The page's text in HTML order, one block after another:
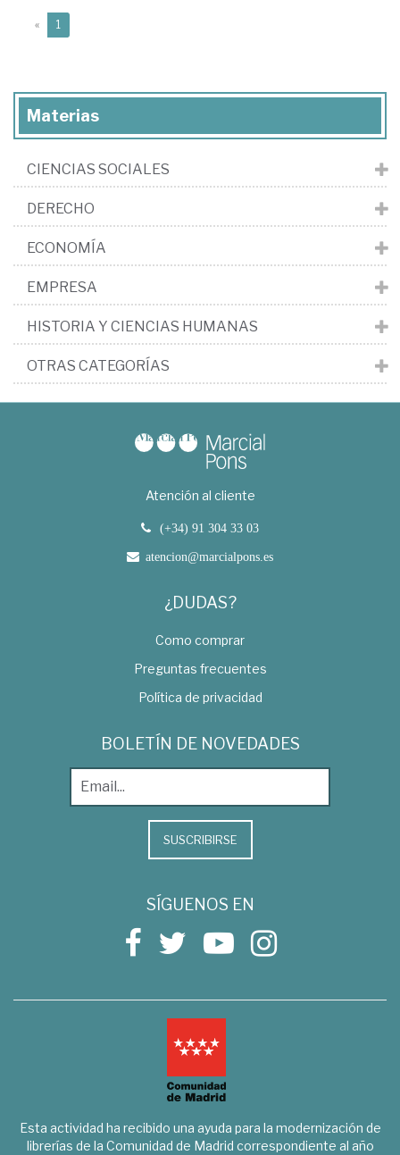
« 1
Materias
CIENCIAS SOCIALES
DERECHO
ECONOMÍA
EMPRESA
HISTORIA Y CIENCIAS HUMANAS
OTRAS CATEGORÍAS
Atención al cliente
(+34) 91 304 33 03
atencion@marcialpons.es
¿DUDAS?
Como comprar
Preguntas frecuentes
Política de privacidad
BOLETÍN DE NOVEDADES
SUSCRIBIRSE
SÍGUENOS EN
Esta actividad ha recibido una ayuda para la modernización de
librerías de la Comunidad de Madrid correspondiente al año